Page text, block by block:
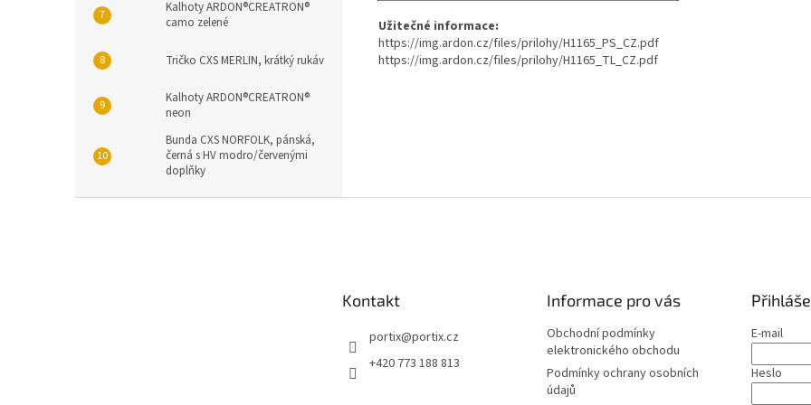
Kalhoty ARDON®CREATRON®
camo zelené
Tričko CXS MERLIN, krátký rukáv
Kalhoty ARDON®CREATRON®
neon
Bunda CXS NORFOLK, pánská,
černá s HV modro/červenými
doplňky
Užitečné informace:
https://img.ardon.cz/files/prilohy/H1165_PS_CZ.pdf
https://img.ardon.cz/files/prilohy/H1165_TL_CZ.pdf
Kontakt
portix@portix.cz
+420 773 188 813
Informace pro vás
Obchodní podmínky
elektronického obchodu
Podmínky ochrany osobních
údajů
E-mail
Heslo